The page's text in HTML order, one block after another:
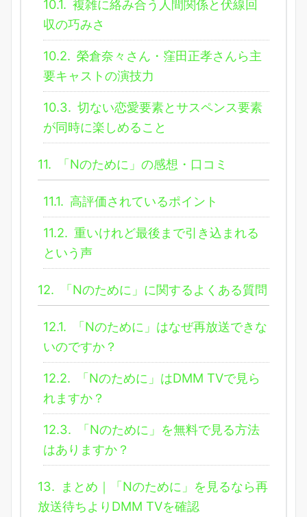
10.1. 複雑に絡み合う人間関係と伏線回
収の巧みさ
10.2. 榮倉奈々さん・窪田正孝さんら主
要キャストの演技力
10.3. 切ない恋愛要素とサスペンス要素
が同時に楽しめること
11. 「Nのために」の感想・口コミ
11.1. 高評価されているポイント
11.2. 重いけれど最後まで引き込まれる
という声
12. 「Nのために」に関するよくある質問
12.1.
「Nのために」はなぜ再放送できな
いのですか？
12.2.
「Nのために」はDMM TVで見ら
れますか？
12.3.
「Nのために」を無料で見る方法
はありますか？
13.
まとめ｜「Nのために」を見るなら再
放送待ちよりDMM TVを確認